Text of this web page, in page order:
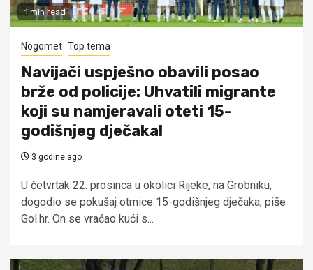
1 min read
Nogomet Top tema
Navijači uspješno obavili posao
brže od policije: Uhvatili migrante
koji su namjeravali oteti 15-
godišnjeg dječaka!
3 godine ago
U četvrtak 22. prosinca u okolici Rijeke, na Grobniku,
dogodio se pokušaj otmice 15-godišnjeg dječaka, piše
Gol.hr. On se vraćao kući s...